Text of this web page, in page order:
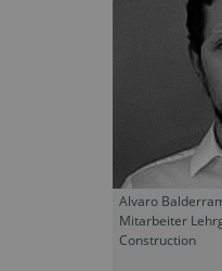
Alvaro
Mitarbeiter
Construction